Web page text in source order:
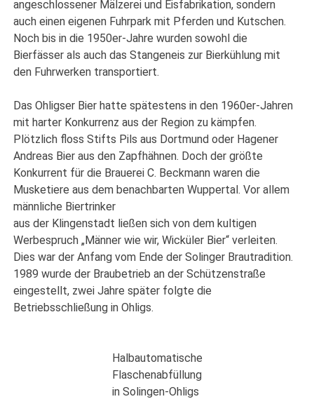
angeschlossener Mälzerei und Eisfabrikation, sondern
auch einen eigenen Fuhrpark mit Pferden und Kutschen.
Noch bis in die 1950er-Jahre wurden sowohl die
Bierfässer als auch das Stangeneis zur Bierkühlung mit
den Fuhrwerken transportiert.
Das Ohligser Bier hatte spätestens in den 1960er-Jahren
mit harter Konkurrenz aus der Region zu kämpfen.
Plötzlich floss Stifts Pils aus Dortmund oder Hagener
Andreas Bier aus den Zapfhähnen. Doch der größte
Konkurrent für die Brauerei C. Beckmann waren die
Musketiere aus dem benachbarten Wuppertal. Vor allem
männliche Biertrinker
aus der Klingenstadt ließen sich von dem kultigen
Werbespruch „Männer wie wir, Wicküler Bier“ verleiten.
Dies war der Anfang vom Ende der Solinger Brautradition.
1989 wurde der Braubetrieb an der Schützenstraße
eingestellt, zwei Jahre später folgte die
Betriebsschließung in Ohligs.
Halbautomatische
Flaschenabfüllung
in Solingen-Ohligs